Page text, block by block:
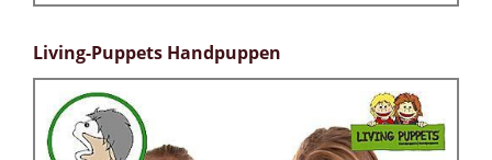
Living-Puppets Handpuppen